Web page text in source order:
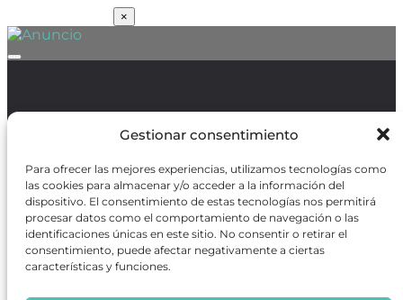
Gestionar consentimiento
Para ofrecer las mejores experiencias, utilizamos tecnologías como
las cookies para almacenar y/o acceder a la información del
dispositivo. El consentimiento de estas tecnologías nos permitirá
procesar datos como el comportamiento de navegación o las
identificaciones únicas en este sitio. No consentir o retirar el
consentimiento, puede afectar negativamente a ciertas
características y funciones.
×
Política de Protección de Datos/Política de Cookies
REVISTA ONLINE
CARTELERA TEATRO MADRID
CENTROS DE FORMACIÓN